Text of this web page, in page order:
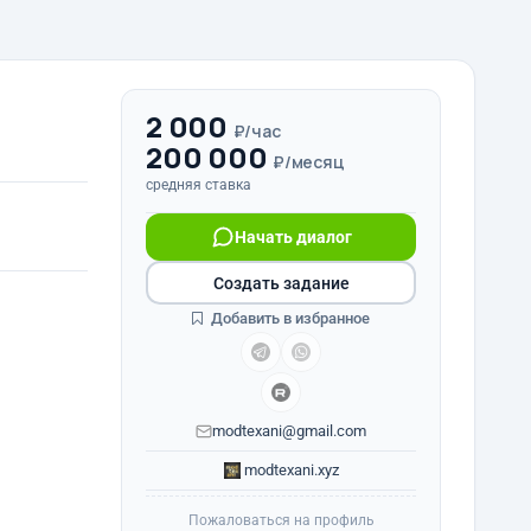
2 000 ₽/час
200 000 ₽/месяц
средняя ставка
Начать диалог
modtexani@gmail.com
modtexani.xyz
Создать задание
Добавить в избранное
Пожаловаться на профиль